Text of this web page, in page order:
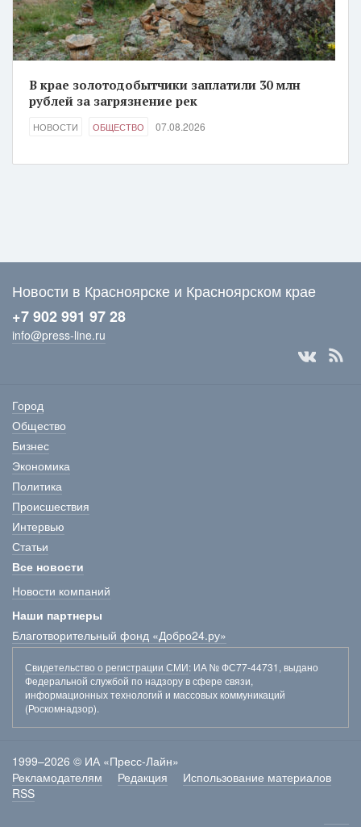
В крае золотодобытчики заплатили 30 млн
рублей за загрязнение рек
НОВОСТИ ОБЩЕСТВО 07.08.2026
Новости в Красноярске и Красноярском крае
+7 902 991 97 28
info@press-line.ru
Город
Общество
Бизнес
Экономика
Политика
Происшествия
Интервью
Статьи
Все новости
Новости компаний
Наши партнеры
Благотворительный фонд «Добро24.ру»
Свидетельство о регистрации СМИ: ИА № ФС77-44731, выдано
Федеральной службой по надзору в сфере связи,
информационных технологий и массовых коммуникаций
(Роскомнадзор).
1999–2026 © ИА «Пресс-Лайн»
Рекламодателям
Редакция
Использование материалов
RSS